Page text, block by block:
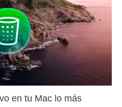
en tu Mac lo más